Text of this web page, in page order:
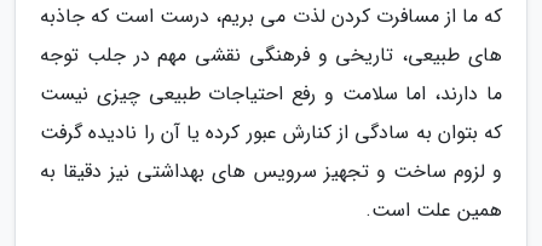
که ما از مسافرت کردن لذت می بریم، درست است که جاذبه
های طبیعی، تاریخی و فرهنگی نقشی مهم در جلب توجه
ما دارند، اما سلامت و رفع احتیاجات طبیعی چیزی نیست
که بتوان به سادگی از کنارش عبور کرده یا آن را نادیده گرفت
و لزوم ساخت و تجهیز سرویس های بهداشتی نیز دقیقا به
همین علت است.